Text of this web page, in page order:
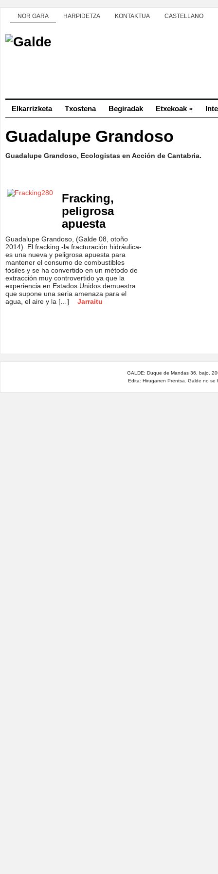
NOR GARA HARPIDETZA KONTAKTUA CASTELLANO
Elkarrizketa Txostena Begiradak Etxekoak »
Guadalupe Grandoso
Guadalupe Grandoso, Ecologistas en Acción de Cantabria.
Fracking,
peligrosa
apuesta
Guadalupe Grandoso, (Galde 08, otoño
2014). El fracking -la fracturación hidráulica-
es una nueva y peligrosa apuesta para
mantener el consumo de combustibles
fósiles y se ha convertido en un método de
extracción muy controvertido ya que la
experiencia en Estados Unidos demuestra
que supone una seria amenaza para el
agua, el aire y la […]
Jarraitu
GALDE: Duque de Mandas 36, bajo.
Edita: Hirugarren Prentsa. Galde no